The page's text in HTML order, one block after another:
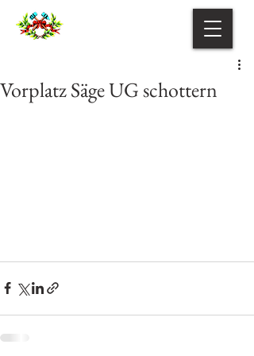
Vorplatz Säge UG schottern